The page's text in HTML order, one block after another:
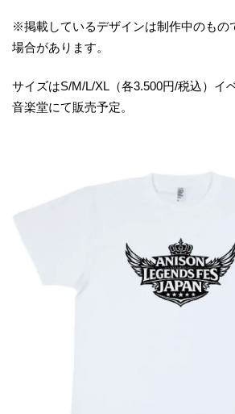
※掲載しているデザインは制作中のもの
場合があります。
サイズはS/M/L/XL（各3.500円/税込）イ
音楽堂にて販売予定。